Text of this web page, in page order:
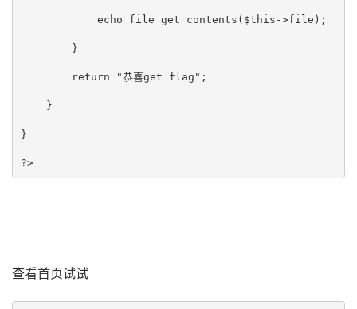
            echo file_get_contents($this->file);
        }
        return "恭喜get flag";
    }
}
?>
查看首页试试